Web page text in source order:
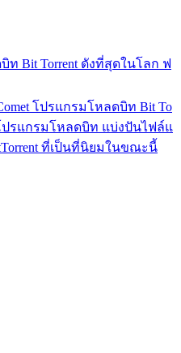
ท Bit Torrent ดังที่สุดในโลก ฟ
โปรแกรมโหลดบิท Bit To
ปรแกรมโหลดบิท แบ่งปันไฟล์แ
ที่เป็นที่นิยมในขณะนี้